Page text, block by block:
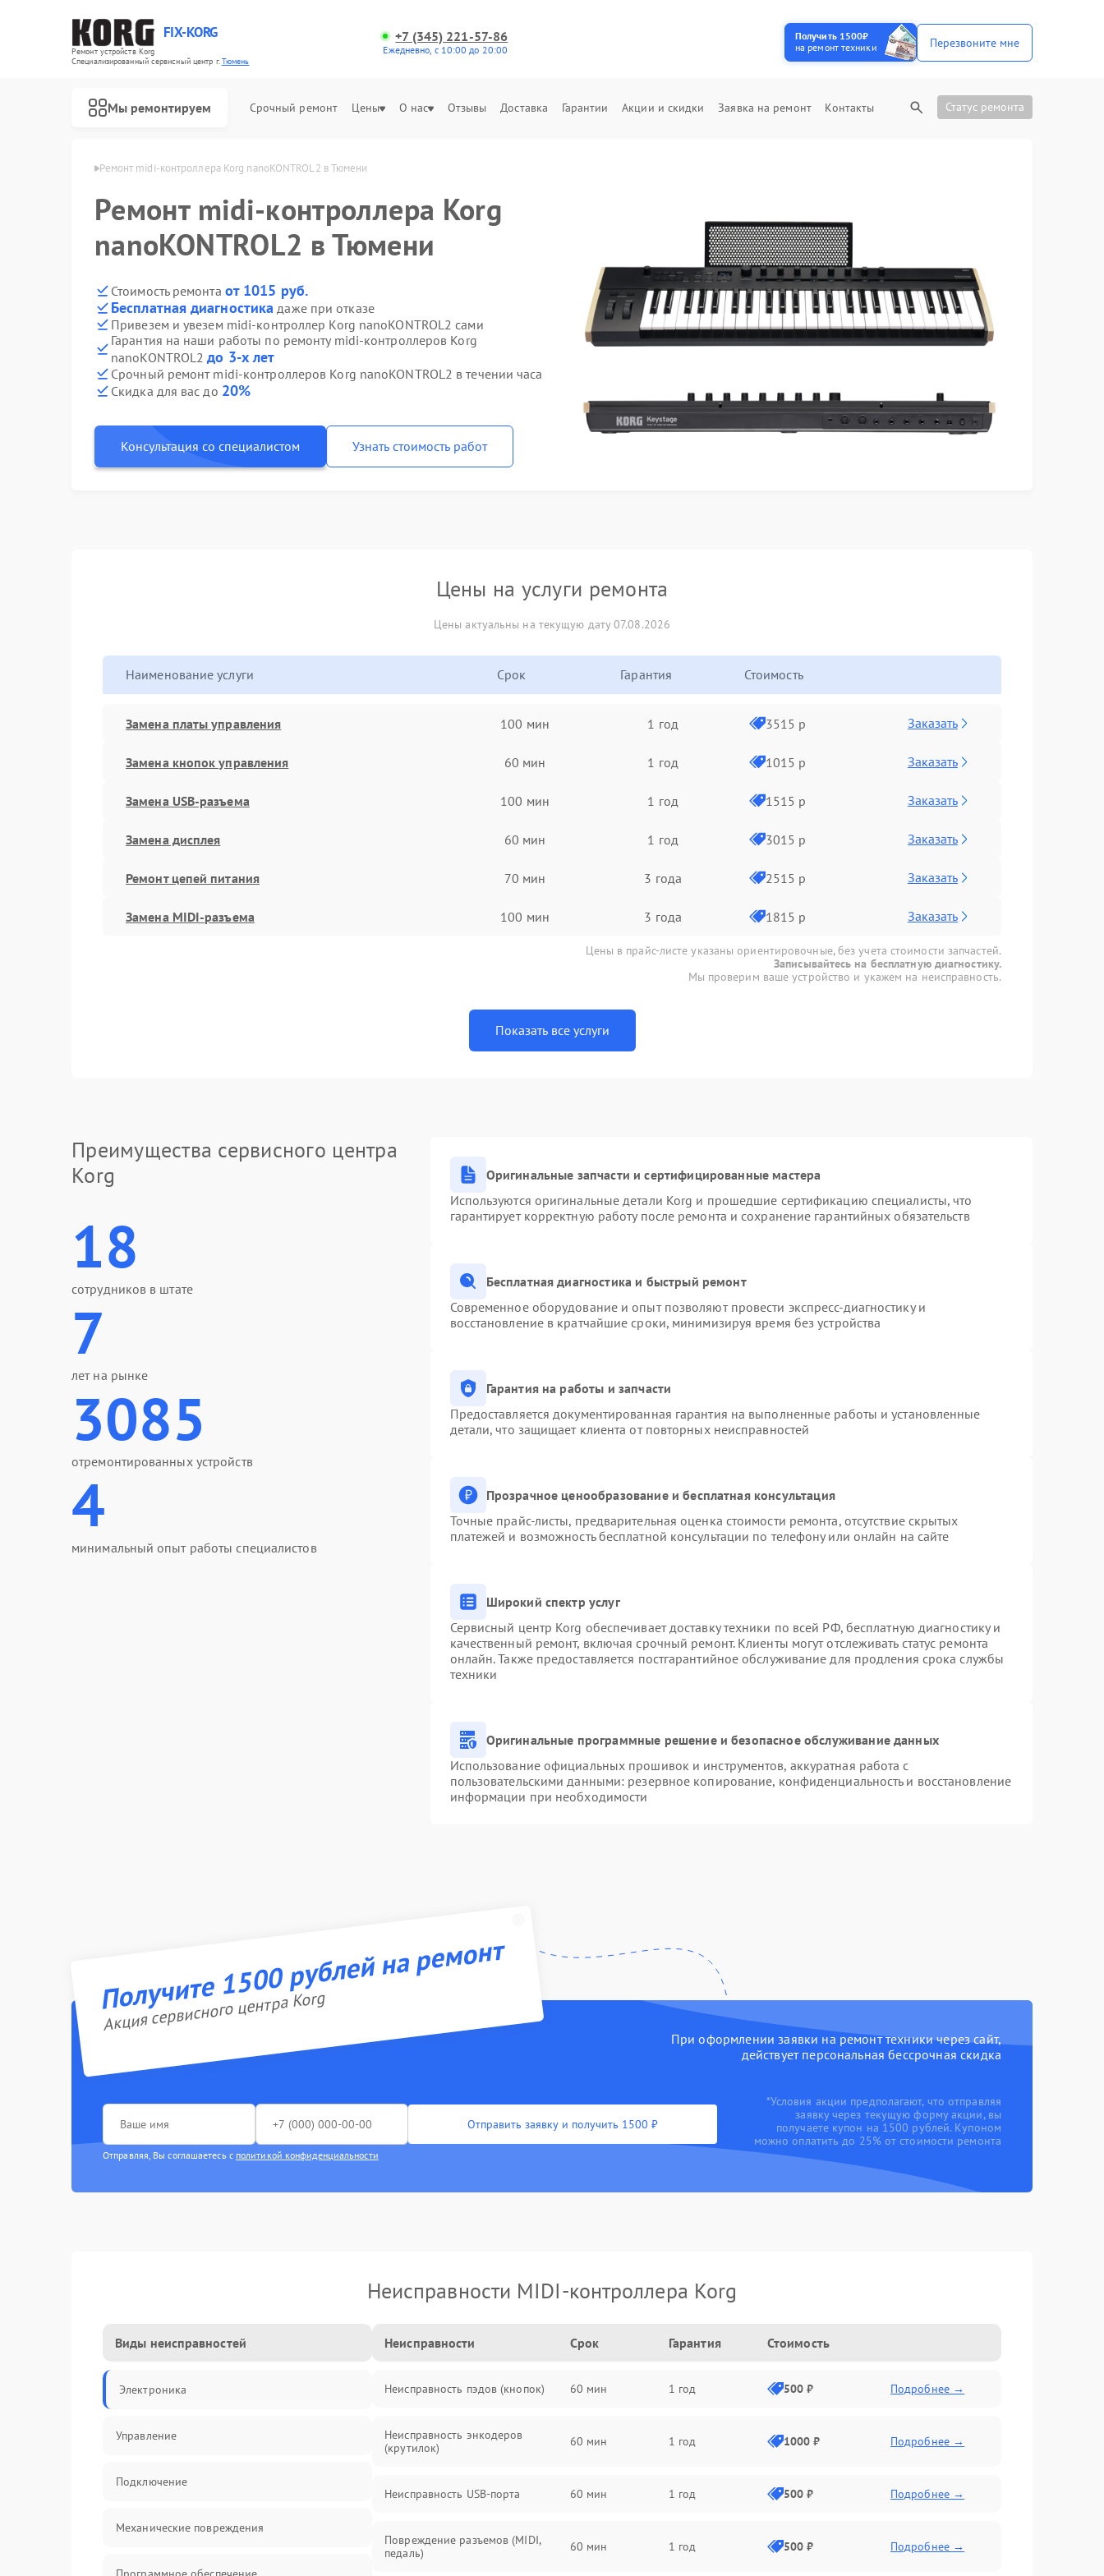
FIX-KORG
Ремонт устройств Korg
Специализированный cервисный центр г.Тюмень
+7 (345) 221-57-86
Ежедневно, с 10:00 до 20:00
Получить 1500₽
на ремонт техники
Перезвоните мне
Мы ремонтируем Срочный ремонт Цены О нас Отзывы Доставка Гарантии Акции и скидки Заявка на ремонт Контакты Статус ремонта
Ремонт midi-контроллера Korg nanoKONTROL2 в Тюмени
Ремонт midi-контроллера Korg
nanoKONTROL2 в Тюмени
Стоимость ремонта от 1015 руб.
Бесплатная диагностика даже при отказе
Привезем и увезем midi-контроллер Korg nanoKONTROL2 сами
Гарантия на наши работы по ремонту midi-контроллеров Korg
nanoKONTROL2до 3-х лет
Срочный ремонт midi-контроллеров Korg nanoKONTROL2 в течении часа
Скидка для вас до 20%
Консультация со специалистом Узнать стоимость работ
Цены на услуги ремонта
Цены актуальны на текущую дату 07.08.2026
Наименование услуги Срок Гарантия Стоимость
Замена платы управления 100 мин 1 год 3515 р Заказать
Замена кнопок управления 60 мин 1 год 1015 р Заказать
Замена USB-разъема 100 мин 1 год 1515 р Заказать
Замена дисплея 60 мин 1 год 3015 р Заказать
Ремонт цепей питания 70 мин 3 года 2515 р Заказать
Замена MIDI-разъема 100 мин 3 года 1815 р Заказать
Цены в прайс-листе указаны ориентировочные, без учета стоимости запчастей.
Записывайтесь на бесплатную диагностику.
Мы проверим ваше устройство и укажем на неисправность.
Показать все услуги
Преимущества сервисного центра
Korg
18
сотрудников в штате
7
лет на рынке
3085
отремонтированных устройств
4
минимальный опыт работы специалистов
Оригинальные запчасти и сертифицированные мастера
Используются оригинальные детали Korg и прошедшие сертификацию специалисты, что
гарантирует корректную работу после ремонта и сохранение гарантийных обязательств
Бесплатная диагностика и быстрый ремонт
Современное оборудование и опыт позволяют провести экспресс-диагностику и
восстановление в кратчайшие сроки, минимизируя время без устройства
Гарантия на работы и запчасти
Предоставляется документированная гарантия на выполненные работы и установленные
детали, что защищает клиента от повторных неисправностей
Прозрачное ценообразование и бесплатная консультация
Точные прайс-листы, предварительная оценка стоимости ремонта, отсутствие скрытых
платежей и возможность бесплатной консультации по телефону или онлайн на сайте
Широкий спектр услуг
Сервисный центр Korg обеспечивает доставку техники по всей РФ, бесплатную диагностику и
качественный ремонт, включая срочный ремонт. Клиенты могут отслеживать статус ремонта
онлайн. Также предоставляется постгарантийное обслуживание для продления срока службы
техники
Оригинальные программные решение и безопасное обслуживание данных
Использование официальных прошивок и инструментов, аккуратная работа с
пользовательскими данными: резервное копирование, конфиденциальность и восстановление
информации при необходимости
Получите 1500 рублей на ремонт
Акция сервисного центра Korg
При оформлении заявки на ремонт техники через сайт,
действует персональная бессрочная скидка
Отправить заявку и получить 1500 ₽
Отправляя, Вы соглашаетесь с политикой конфиденциальности
*Условия акции предполагают, что отправляя
заявку через текущую форму акции, вы
получаете купон на 1500 рублей. Купоном
можно оплатить до 25% от стоимости ремонта
Неисправности MIDI-контроллера Korg
Виды неисправностей
Электроника
Управление
Подключение
Механические повреждения
Неисправности Срок Гарантия Стоимость
Неисправность пэдов (кнопок) 60 мин 1 год 500 ₽ Подробнее →
Неисправность энкодеров
(крутилок)
60 мин 1 год 1000 ₽ Подробнее →
Неисправность USB-порта 60 мин 1 год 500 ₽ Подробнее →
Повреждение разъемов (MIDI,
педаль)
60 мин 1 год 500 ₽ Подробнее →